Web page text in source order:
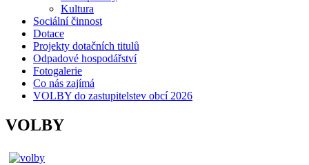
Kultura
Sociální činnost
Dotace
Projekty dotačních titulů
Odpadové hospodářství
Fotogalerie
Co nás zajímá
VOLBY do zastupitelstev obcí 2026
VOLBY